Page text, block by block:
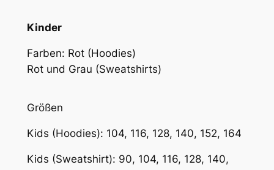
Kinder
Farben: Rot (Hoodies)
Rot und Grau (Sweatshirts)
Größen
Kids (Hoodies): 104, 116, 128, 140, 152, 164
Kids (Sweatshirt): 90, 104, 116, 128, 140,